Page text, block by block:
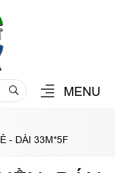
MENU
- DÀI 33M*5F